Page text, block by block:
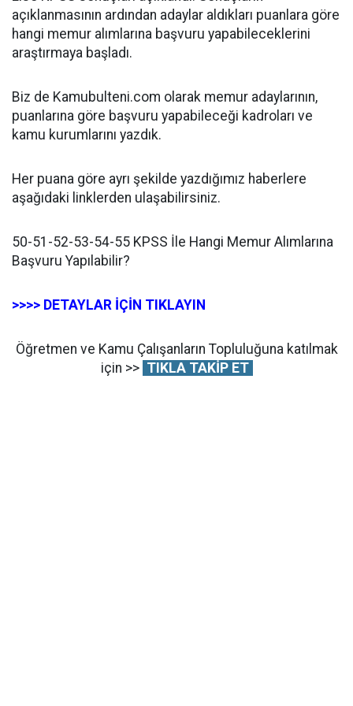
açıklanmasının ardından adaylar aldıkları puanlara göre
hangi memur alımlarına başvuru yapabileceklerini
araştırmaya başladı.
Biz de Kamubulteni.com olarak memur adaylarının,
puanlarına göre başvuru yapabileceği kadroları ve
kamu kurumlarını yazdık.
Her puana göre ayrı şekilde yazdığımız haberlere
aşağıdaki linklerden ulaşabilirsiniz.
50-51-52-53-54-55 KPSS İle Hangi Memur Alımlarına
Başvuru Yapılabilir?
>>>> DETAYLAR İÇİN TIKLAYIN
Öğretmen ve Kamu Çalışanların Topluluğuna katılmak
için >> TIKLA TAKİP ET